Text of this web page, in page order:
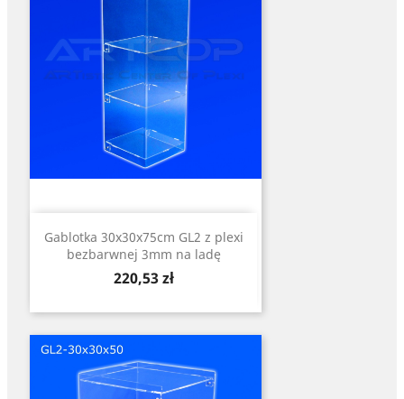
Gablotka 30x30x75cm GL2 z plexi
bezbarwnej 3mm na ladę
Cena
220,53 zł